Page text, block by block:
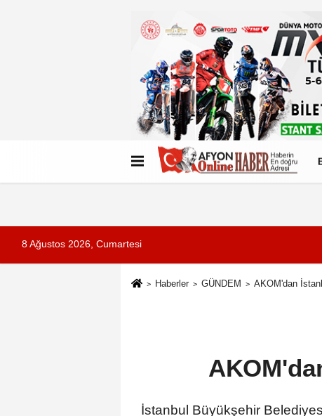
Künye İletişim Çerez Politikası
8 Ağustos 2026, Cumartesi
Haberler GÜNDEM AKOM'dan
İstanbul Büyükşehir